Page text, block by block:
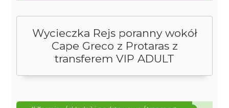
Wycieczka Rejs poranny wokół
Cape Greco z Protaras z
transferem VIP ADULT